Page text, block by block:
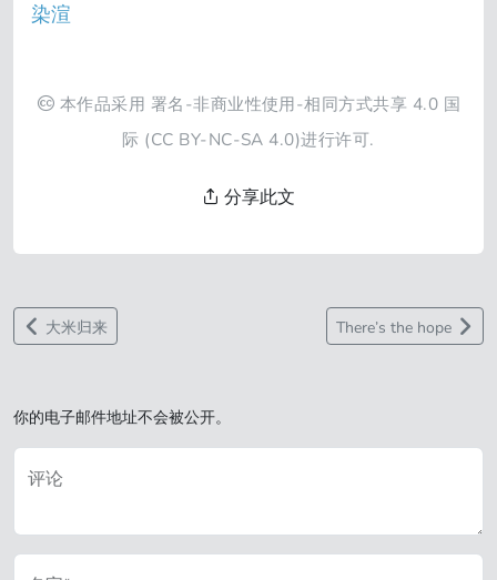
染渲
本作品采用 署名-非商业性使用-相同方式共享 4.0 国
际 (CC BY-NC-SA 4.0)进行许可.
分享此文
大米归来 There’s the hope
你的电子邮件地址不会被公开。
评论